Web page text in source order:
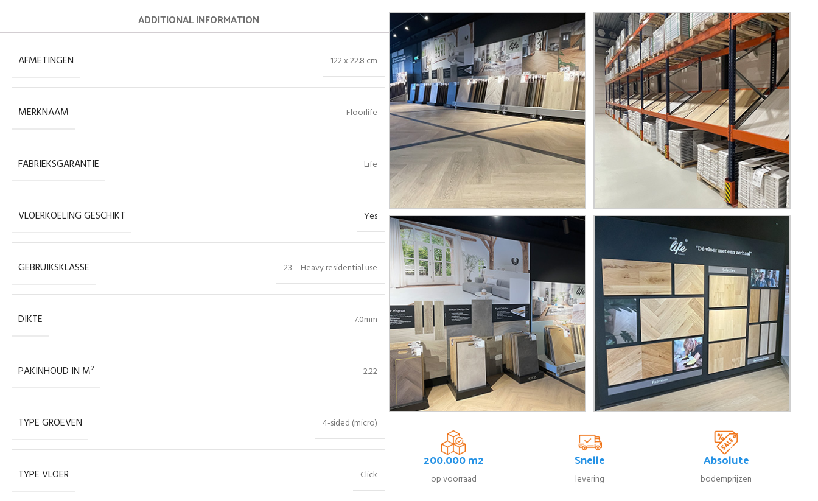
ADDITIONAL INFORMATION
AFMETINGEN 122 x 22.8 cm
MERKNAAM Floorlife
FABRIEKSGARANTIE Life
VLOERKOELING GESCHIKT Yes
GEBRUIKSKLASSE 23 – Heavy residential use
DIKTE 7.0mm
PAKINHOUD IN M² 2.22
TYPE GROEVEN 4-sided (micro)
TYPE VLOER Click
200.000 m2
op voorraad
Snelle
levering
Absolute
bodemprijzen